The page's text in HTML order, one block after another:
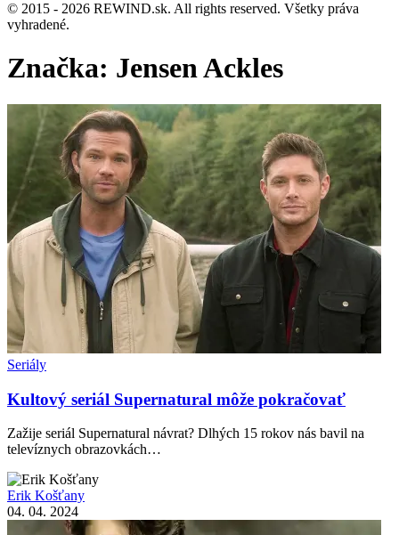
© 2015 - 2026 REWIND.sk. All rights reserved. Všetky práva
vyhradené.
Značka: Jensen Ackles
Seriály
Kultový seriál Supernatural môže pokračovať
Zažije seriál Supernatural návrat? Dlhých 15 rokov nás bavil na
televíznych obrazovkách…
Erik Košťany
04. 04. 2024